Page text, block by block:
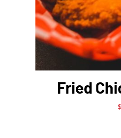
Fried
$